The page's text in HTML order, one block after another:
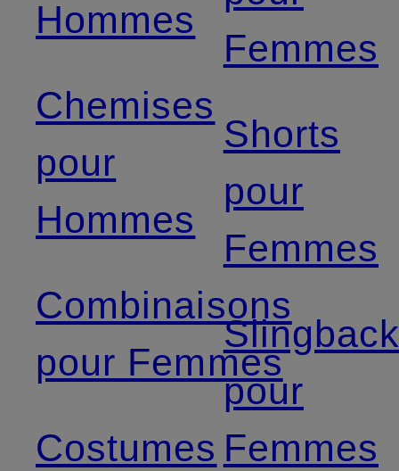
Hommes
Chemises
pour
Hommes
Combinaisons
pour Femmes
Costumes
Femmes
Shorts
pour
Femmes
pour
Femmes